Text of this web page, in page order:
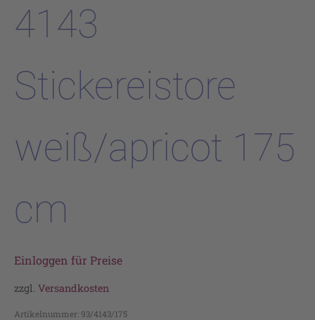
4143
Stickereistore
weiß/apricot 175
cm
Einloggen für Preise
zzgl. Versandkosten
Artikelnummer: 93/4143/175